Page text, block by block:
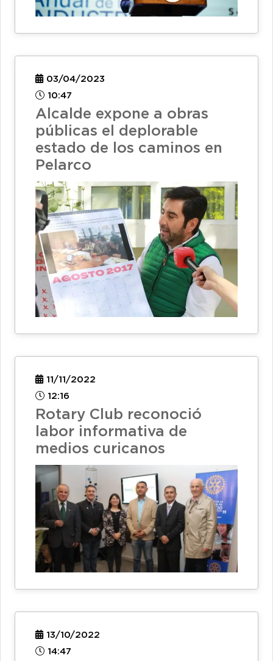
03/04/2023
10:47
Alcalde expone a obras
públicas el deplorable
estado de los caminos en
Pelarco
11/11/2022
12:16
Rotary Club reconoció
labor informativa de
medios curicanos
13/10/2022
14:47